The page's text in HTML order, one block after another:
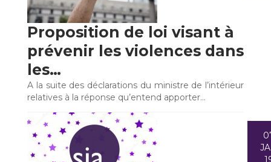
Proposition de loi visant à
prévenir les violences dans
les…
A la suite des déclarations du ministre de l’intérieur
relatives à la réponse qu’entend apporter…